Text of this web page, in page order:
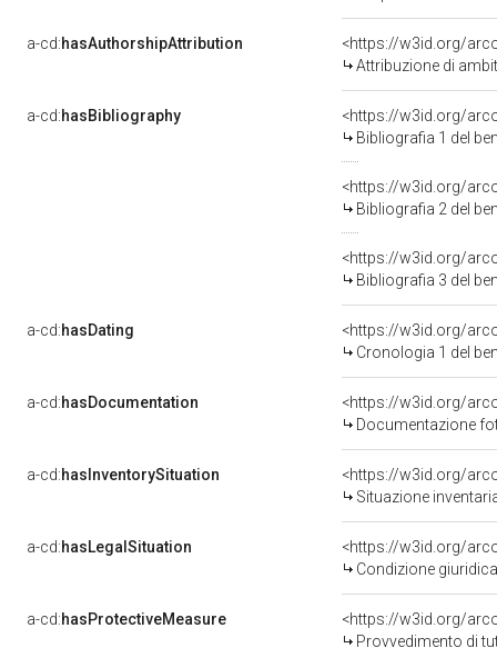
a-cd:hasAuthorshipAttribution
<https://w3id.org/
Attribuzione di
a-cd:hasBibliography
<https://w3id.org/
Bibliografia 1 del
<https://w3id.org/
Bibliografia 2 del
<https://w3id.org/
Bibliografia 3 del
a-cd:hasDating
<https://w3id.org/
Cronologia 1 del
a-cd:hasDocumentation
Documentazione
a-cd:hasInventorySituation
<https://w3id.org/
Situazione
a-cd:hasLegalSituation
<https://w3id.org/
Condizione
a-cd:hasProtectiveMeasure
<https://w3id.org/
Provvedimento di